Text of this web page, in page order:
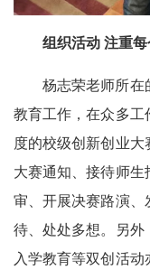
组织活动 注重
杨志荣老师所在
教育工作，在众多工
度的校级创新创业
大赛通知、接待师生
审、开展决赛路演、
待、处处多想。另外
入学教育等双创活